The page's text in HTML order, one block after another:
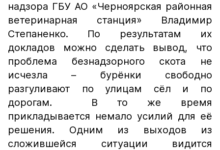
надзора ГБУ АО «Черноярская районная
ветеринарная станция» Владимир
Степаненко. По результатам их
докладов можно сделать вывод, что
проблема безнадзорного скота не
исчезла – бурёнки свободно
разгуливают по улицам сёл и по
дорогам. В то же время
прикладывается немало усилий для её
решения. Одним из выходов из
сложившейся ситуации видится